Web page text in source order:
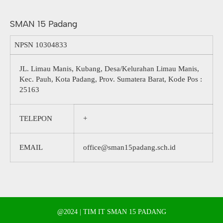
SMAN 15 Padang
NPSN 10304833
JL. Limau Manis, Kubang, Desa/Kelurahan Limau Manis,
Kec. Pauh, Kota Padang, Prov. Sumatera Barat, Kode Pos :
25163
TELEPON +
EMAIL office@sman15padang.sch.id
@2024 | TIM IT SMAN 15 PADANG